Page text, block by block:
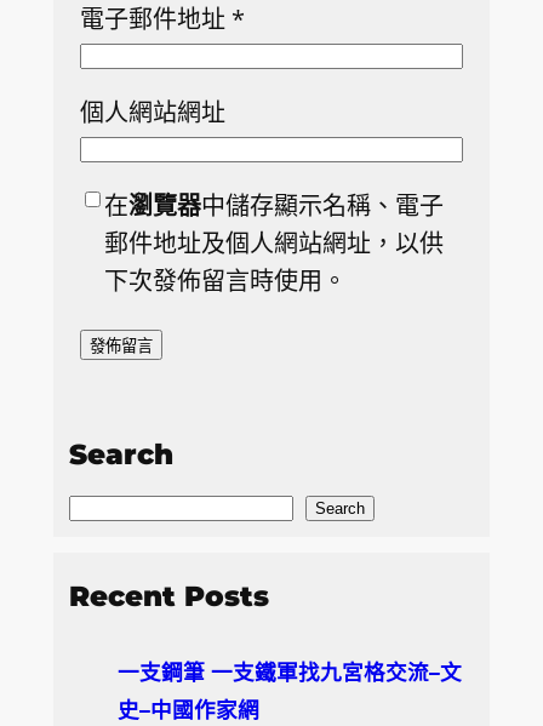
電子郵件地址 *
個人網站網址
在瀏覽器中儲存顯示名稱、電子
郵件地址及個人網站網址，以供
下次發佈留言時使用。
Search
S
a
Search
Recent Posts
一支鋼筆 一支鐵軍找九宮格交流–文
史–中國作家網